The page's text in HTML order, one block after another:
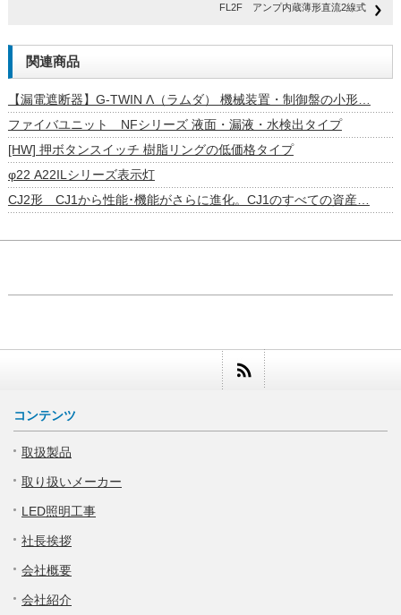
FL2F アンプ内蔵薄形直流2線式
関連商品
【漏電遮断器】G-TWIN Λ（ラムダ） 機械装置・制御盤の小形…
ファイバユニット NFシリーズ 液面・漏液・水検出タイプ
[HW] 押ボタンスイッチ 樹脂リングの低価格タイプ
φ22 A22ILシリーズ表示灯
CJ2形 CJ1から性能･機能がさらに進化。CJ1のすべての資産…
コンテンツ
取扱製品
取り扱いメーカー
LED照明工事
社長挨拶
会社概要
会社紹介